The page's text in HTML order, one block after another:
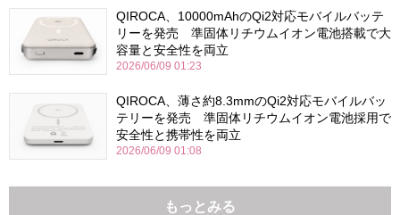
QIROCA、10000mAhのQi2対応モバイルバッテ
リーを発売 準固体リチウムイオン電池搭載で大
容量と安全性を両立
2026/06/09 01:23
QIROCA、薄さ約8.3mmのQi2対応モバイルバッ
テリーを発売 準固体リチウムイオン電池採用で
安全性と携帯性を両立
2026/06/09 01:08
もっとみる